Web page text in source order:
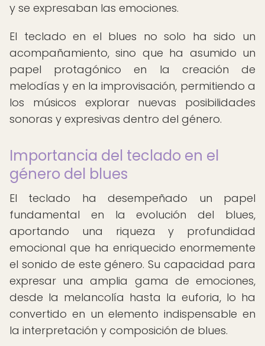
y se expresaban las emociones.
El teclado en el blues no solo ha sido un
acompañamiento, sino que ha asumido un
papel protagónico en la creación de
melodías y en la improvisación, permitiendo a
los músicos explorar nuevas posibilidades
sonoras y expresivas dentro del género.
Importancia del teclado en el
género del blues
El teclado ha desempeñado un papel
fundamental en la evolución del blues,
aportando una riqueza y profundidad
emocional que ha enriquecido enormemente
el sonido de este género. Su capacidad para
expresar una amplia gama de emociones,
desde la melancolía hasta la euforia, lo ha
convertido en un elemento indispensable en
la interpretación y composición de blues.